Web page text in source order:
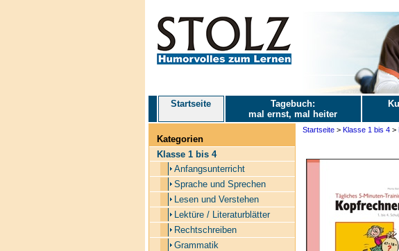
Startseite
Tagebuch:
mal ernst, mal heiter
Kategorien
Klasse 1 bis 4
Anfangsunterricht
Sprache und Sprechen
Lesen und Verstehen
Lektüre / Literaturblätter
Rechtschreiben
Grammatik
Startseite> Klasse 1 bis 4>